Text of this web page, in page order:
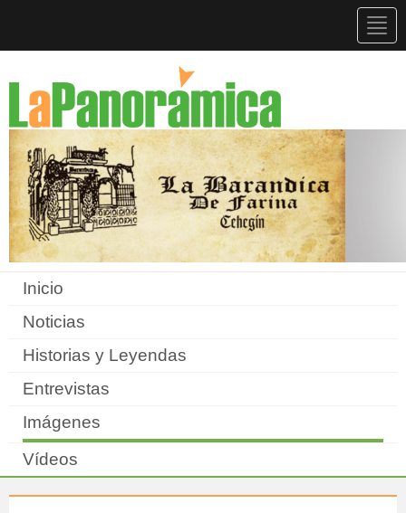
Inicio
Noticias
Historias y Leyendas
Entrevistas
Imágenes
Vídeos